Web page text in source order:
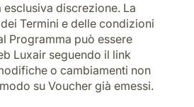
discrezione. La
Termini e delle condizioni
Programma può essere
Luxair seguendo il link
o cambiamenti non
su Voucher già emessi.